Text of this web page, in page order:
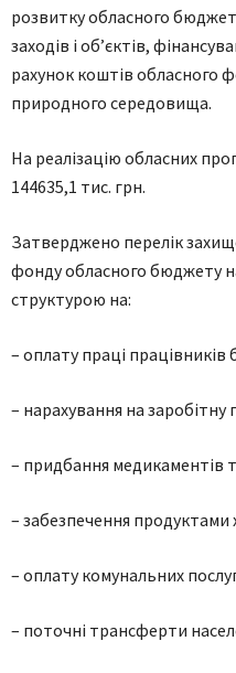
розвитку обласного
заходів і об’єктів,
рахунок коштів обласного
природного середовища.
На реалізацію обласних
144635,1 тис. грн.
Затверджено перелік
фонду обласного бюджету
структурою на:
– оплату праці
– нарахування на заробітну
– придбання медикаментів
– забезпечення продуктами
– оплату комунальних
– поточні трансферти